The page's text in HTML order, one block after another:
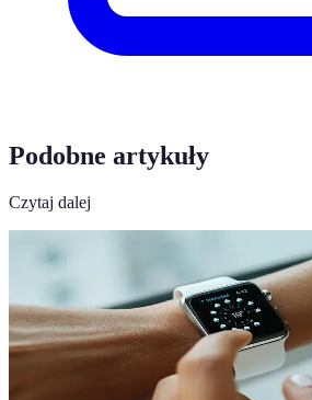
Podobne artykuły
Czytaj dalej